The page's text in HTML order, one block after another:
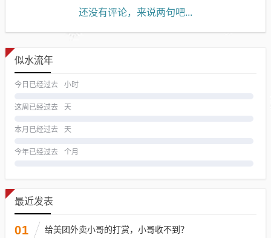
还没有评论，来说两句吧...
似水流年
今日已经过去 小时
这周已经过去 天
本月已经过去 天
今年已经过去 个月
最近发表
01 给美团外卖小哥的打赏，小哥收不到？